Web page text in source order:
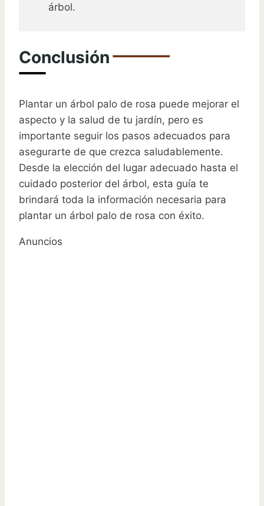
árbol.
Conclusión
Plantar un árbol palo de rosa puede mejorar el
aspecto y la salud de tu jardín, pero es
importante seguir los pasos adecuados para
asegurarte de que crezca saludablemente.
Desde la elección del lugar adecuado hasta el
cuidado posterior del árbol, esta guía te
brindará toda la información necesaria para
plantar un árbol palo de rosa con éxito.
Anuncios